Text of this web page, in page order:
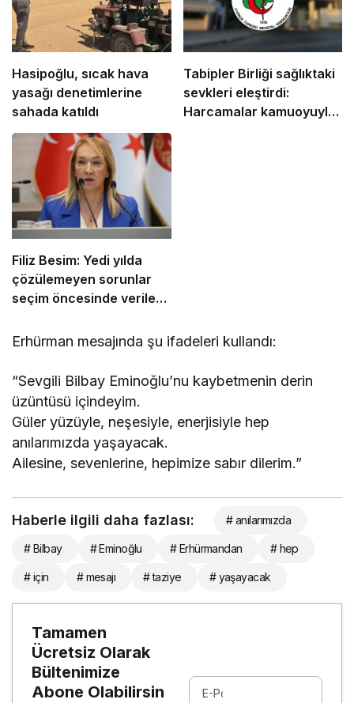
Hasipoğlu, sıcak hava
yasağı denetimlerine
sahada katıldı
Tabipler Birliği sağlıktaki
sevkleri eleştirdi:
Harcamalar kamuoyuyla
Filiz Besim: Yedi yılda
çözülemeyen sorunlar
seçim öncesinde verilen
Erhürman mesajında şu ifadeleri kullandı:
“Sevgili Bilbay Eminoğlu’nu kaybetmenin derin
üzüntüsü içindeyim.
Güler yüzüyle, neşesiyle, enerjisiyle hep
anılarımızda yaşayacak.
Ailesine, sevenlerine, hepimize sabır dilerim.”
Haberle ilgili daha fazlası: # anılarımızda
# Bilbay # Eminoğlu # Erhürmandan # hep
# için # mesajı # taziye # yaşayacak
Tamamen
Ücretsiz Olarak
Bültenimize
Abone Olabilirsin